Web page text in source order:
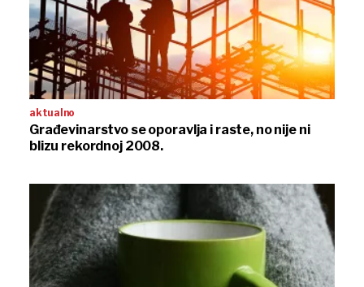
aktualno
Građevinarstvo se oporavlja i raste, no nije ni
blizu rekordnoj 2008.